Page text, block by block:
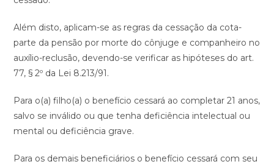
Além disto, aplicam-se as regras da cessação da cota-
parte da pensão por morte do cônjuge e companheiro no
auxílio-reclusão, devendo-se verificar as hipóteses do art.
77, § 2º da Lei 8.213/91.
Para o(a) filho(a) o benefício cessará ao completar 21 anos,
salvo se inválido ou que tenha deficiência intelectual ou
mental ou deficiência grave.
Para os demais beneficiários o benefício cessará com seu